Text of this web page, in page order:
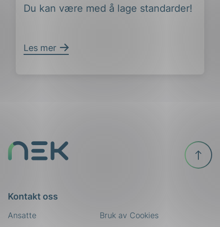
Du kan være med å lage standarder!
Les mer
Kontakt oss
Ansatte
Bruk av Cookies
Til
toppen